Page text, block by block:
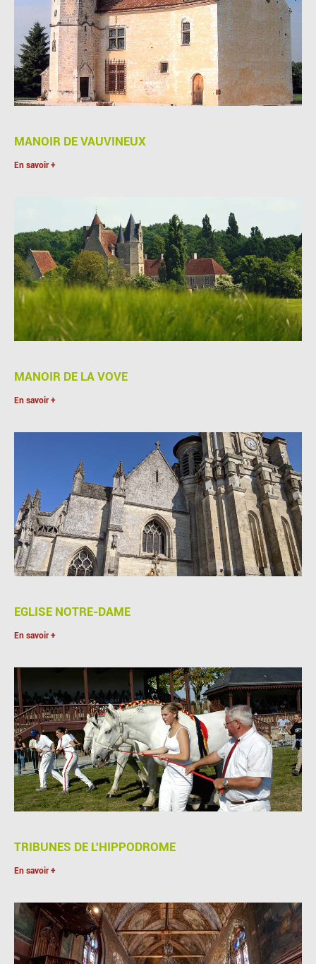
MANOIR DE VAUVINEUX
En savoir +
MANOIR DE LA VOVE
En savoir +
EGLISE NOTRE-DAME
En savoir +
TRIBUNES DE L'HIPPODROME
En savoir +